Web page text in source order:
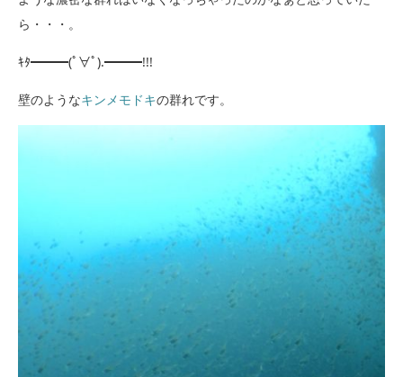
ら・・・。
ｷﾀ━━━(ﾟ∀ﾟ).━━━!!!
壁のようなキンメモドキの群れです。